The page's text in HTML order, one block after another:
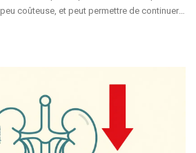
coûteuse, et peut permettre de continuer